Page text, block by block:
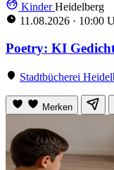
KinderHeidelberg
11.08.2026 · 10:00
Poetry: KI
Stadtbücherei
Merken